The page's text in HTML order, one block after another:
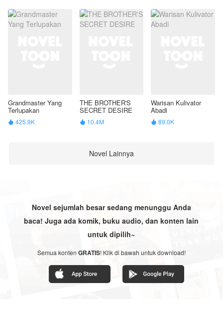
Grandmaster Yang
Terlupakan
 425.9K
THE BROTHER'S
SECRET DESIRE
 10.4M
Warisan Kulivator
Abadi
 89.0K
Novel Lainnya
Novel sejumlah besar sedang menunggu Anda
baca! Juga ada komik, buku audio, dan konten lain
untuk dipilih~
Semua konten GRATIS! Klik di bawah untuk download!